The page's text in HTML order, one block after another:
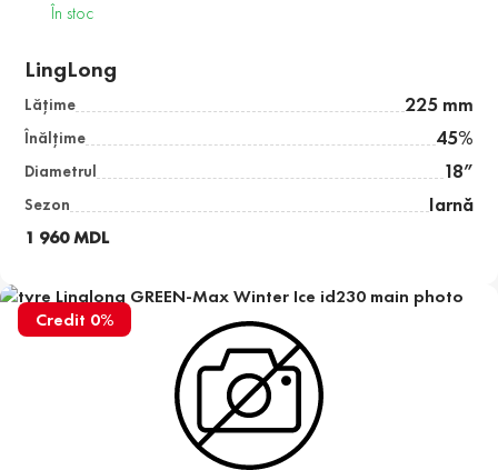
În stoc
LingLong
Lăţime 225 mm
Înălţime 45%
Diametrul 18”
Sezon Iarnă
1 960 MDL
Credit 0%